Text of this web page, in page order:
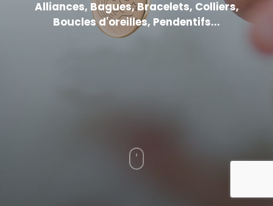
Alliances, Bagues, Bracelets, Colliers,
Boucles d'oreilles, Pendentifs...